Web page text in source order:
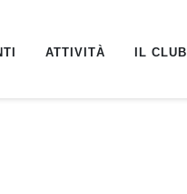
ATTIVITÀ IL CLUB